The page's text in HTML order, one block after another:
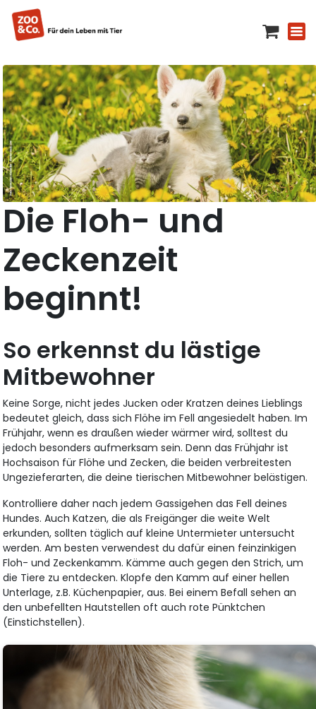
Die Floh- und
Zeckenzeit
beginnt!
So erkennst du lästige
Mitbewohner
Keine Sorge, nicht jedes Jucken oder Kratzen deines Lieblings
bedeutet gleich, dass sich Flöhe im Fell angesiedelt haben. Im
Frühjahr, wenn es draußen wieder wärmer wird, solltest du
jedoch besonders aufmerksam sein. Denn das Frühjahr ist
Hochsaison für Flöhe und Zecken, die beiden verbreitesten
Ungezieferarten, die deine tierischen Mitbewohner belästigen.
Kontrolliere daher nach jedem Gassigehen das Fell deines
Hundes. Auch Katzen, die als Freigänger die weite Welt
erkunden, sollten täglich auf kleine Untermieter untersucht
werden. Am besten verwendest du dafür einen feinzinkigen
Floh- und Zeckenkamm. Kämme auch gegen den Strich, um
die Tiere zu entdecken. Klopfe den Kamm auf einer hellen
Unterlage, z.B. Küchenpapier, aus. Bei einem Befall sehen an
den unbefellten Hautstellen oft auch rote Pünktchen
(Einstichstellen).